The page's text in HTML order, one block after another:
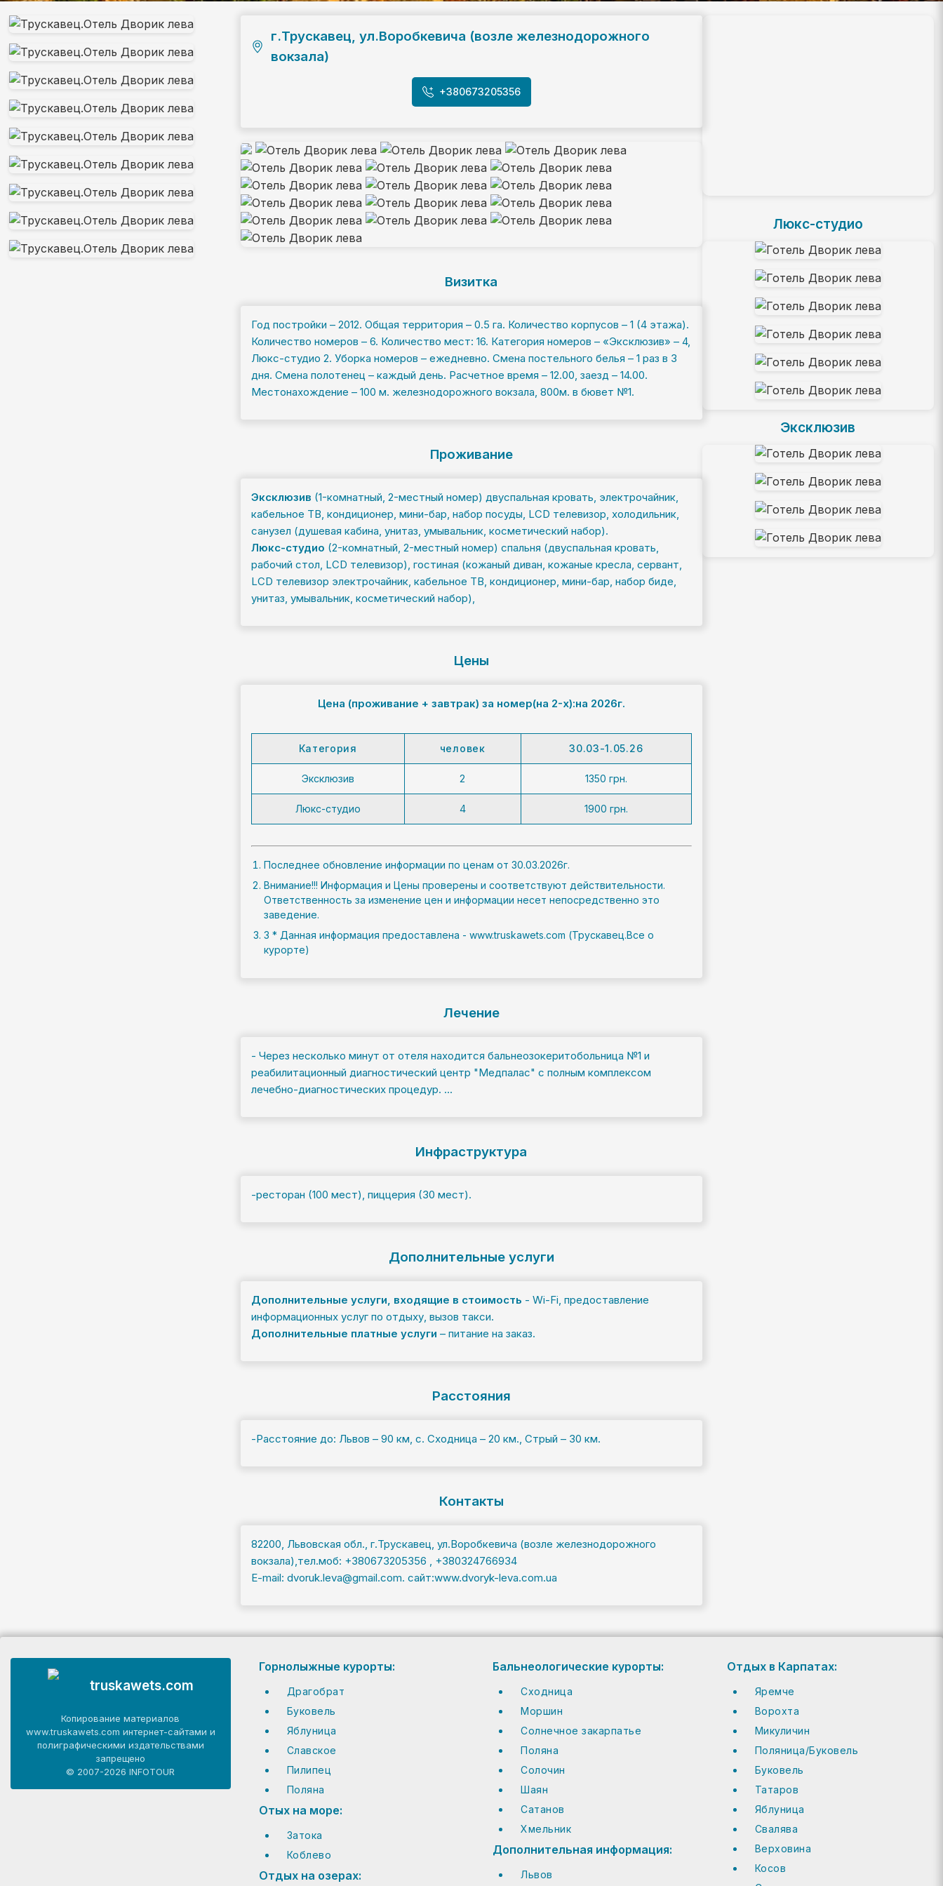
г.Трускавец, ул.Воробкевича (возле железнодорожного
вокзала)
+380673205356
Визитка
Год постройки – 2012. Общая территория – 0.5 га. Количество корпусов – 1 (4 этажа).
Количество номеров – 6. Количество мест: 16. Категория номеров – «Эксклюзив» – 4,
Люкс-студио 2. Уборка номеров – ежедневно. Смена постельного белья – 1 раз в 3
дня. Смена полотенец – каждый день. Расчетное время – 12.00, заезд – 14.00.
Местонахождение – 100 м. железнодорожного вокзала, 800м. в бювет №1.
Проживание
Эксклюзив (1-комнатный, 2-местный номер) двуспальная кровать, электрочайник,
кабельное ТВ, кондиционер, мини-бар, набор посуды, LCD телевизор, холодильник,
санузел (душевая кабина, унитаз, умывальник, косметический набор).
Люкс-студио (2-комнатный, 2-местный номер) спальня (двуспальная кровать,
рабочий стол, LCD телевизор), гостиная (кожаный диван, кожаные кресла, сервант,
LCD телевизор электрочайник, кабельное ТВ, кондиционер, мини-бар, набор биде,
унитаз, умывальник, косметический набор),
Цены
Цена (проживание + завтрак) за номер(на 2-х):на 2026г.
Категория человек 30.03-1.05.26
Эксклюзив 2 1350 грн.
Люкс-студио 4 1900 грн.
Последнее обновление информации по ценам от 30.03.2026г.
Внимание!!! Информация и Цены проверены и соответствуют действительности.
Ответственность за изменение цен и информации несет непосредственно это
заведение.
3 * Данная информация предоставлена ​​- www.truskawets.com (Трускавец.Все о
курорте)
Лечение
- Через несколько минут от отеля находится бальнеозокеритобольница №1 и
реабилитационный диагностический центр "Медпалас" с полным комплексом
лечебно-диагностических процедур. ...
Инфраструктура
-ресторан (100 мест), пиццерия (30 мест).
Дополнительные услуги
Дополнительные услуги, входящие в стоимость - Wi-Fi, предоставление
информационных услуг по отдыху, вызов такси.
Дополнительные платные услуги – питание на заказ.
Расстояния
-Расстояние до: Львов – 90 км, с. Сходница – 20 км., Стрый – 30 км.
Контакты
82200, Львовская обл., г.Трускавец, ул.Воробкевича (возле железнодорожного
вокзала),тел.моб: +380673205356 , +380324766934
E-mail: dvoruk.leva@gmail.com. сайт:www.dvoryk-leva.com.ua
Люкс-студио
Эксклюзив
truskawets.com
Копирование материалов
www.truskawets.com интернет-сайтами и
полиграфическими издательствами
запрещено
© 2007-2026 INFOTOUR
Горнолыжные курорты:
Драгобрат
Буковель
Яблуница
Славское
Пилипец
Поляна
Отых на море:
Затока
Коблево
Отдых на озерах:
Бальнеологические курорты:
Сходница
Моршин
Солнечное закарпатье
Поляна
Солочин
Шаян
Сатанов
Хмельник
Дополнительная информация:
Львов
Отдых в Карпатах:
Яремче
Ворохта
Микуличин
Поляница/Буковель
Буковель
Татаров
Яблуница
Cвалява
Верховина
Косов